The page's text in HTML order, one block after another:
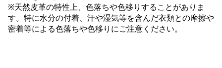
※天然皮革の特性上、色落ちや色移りすることがありま
す。特に水分の付着、汗や湿気等を含んだ衣類との摩擦や
密着等による色落ちや色移りにご注意ください。